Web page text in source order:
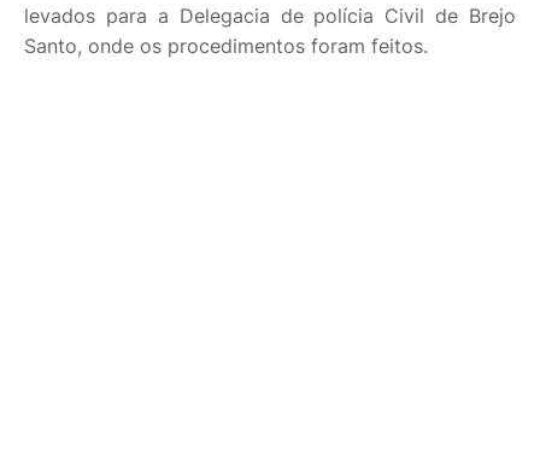
levados para a Delegacia de polícia Civil de Brejo
Santo, onde os procedimentos foram feitos.